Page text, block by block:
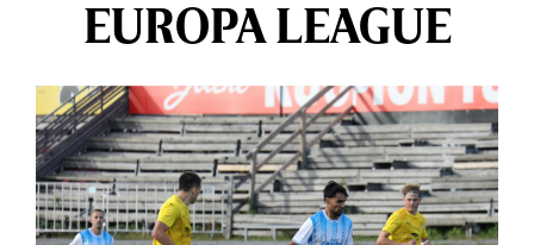
EUROPA LEAGUE